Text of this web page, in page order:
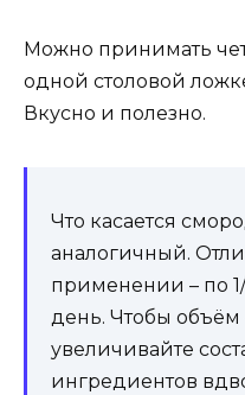
Можно принимать
одной столовой
Вкусно и полезно.
Что касается
аналогичный.
применении – по 1/
день. Чтобы
увеличивайте
ингредиентов